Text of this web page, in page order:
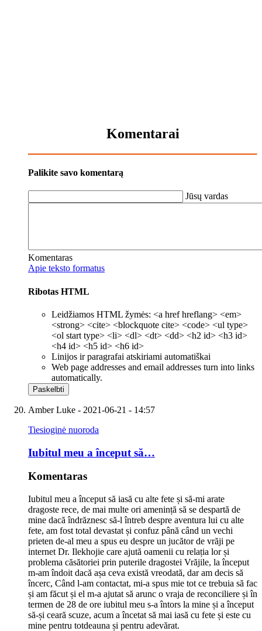
Komentarai
Palikite savo komentarą
Jūsų vardas
Komentaras
Apie teksto formatus
Ribotas HTML
Leidžiamos HTML žymės: <a href hreflang> <em>
<strong> <cite> <blockquote cite> <code> <ul type>
<ol start type> <li> <dl> <dt> <dd> <h2 id> <h3 id>
<h4 id> <h5 id> <h6 id>
Linijos ir paragrafai atskiriami automatiškai
Web page addresses and email addresses turn into links
automatically.
Amber Luke - 2021-06-21 - 14:57
Tiesioginė nuoroda
Iubitul meu a început să…
Komentaras
Iubitul meu a început să iasă cu alte fete și să-mi arate
dragoste rece, de mai multe ori amenință să se despartă de
mine dacă îndrăznesc să-l întreb despre aventura lui cu alte
fete, am fost total devastat și confuz până când un vechi
prieten de-al meu a spus eu despre un jucător de vrăji pe
internet Dr. Ilekhojie care ajută oamenii cu relația lor și
problema căsătoriei prin puterile dragostei Vrăjile, la început
m-am îndoit dacă așa ceva există vreodată, dar am decis să
încerc, Când l-am contactat, mi-a spus mie tot ce trebuia să fac
și am făcut și el m-a ajutat să arunc o vraja de reconciliere și în
termen de 28 de ore iubitul meu s-a întors la mine și a început
să-și ceară scuze, acum a încetat să mai iasă cu fete și este cu
mine pentru totdeauna și pentru adevărat.